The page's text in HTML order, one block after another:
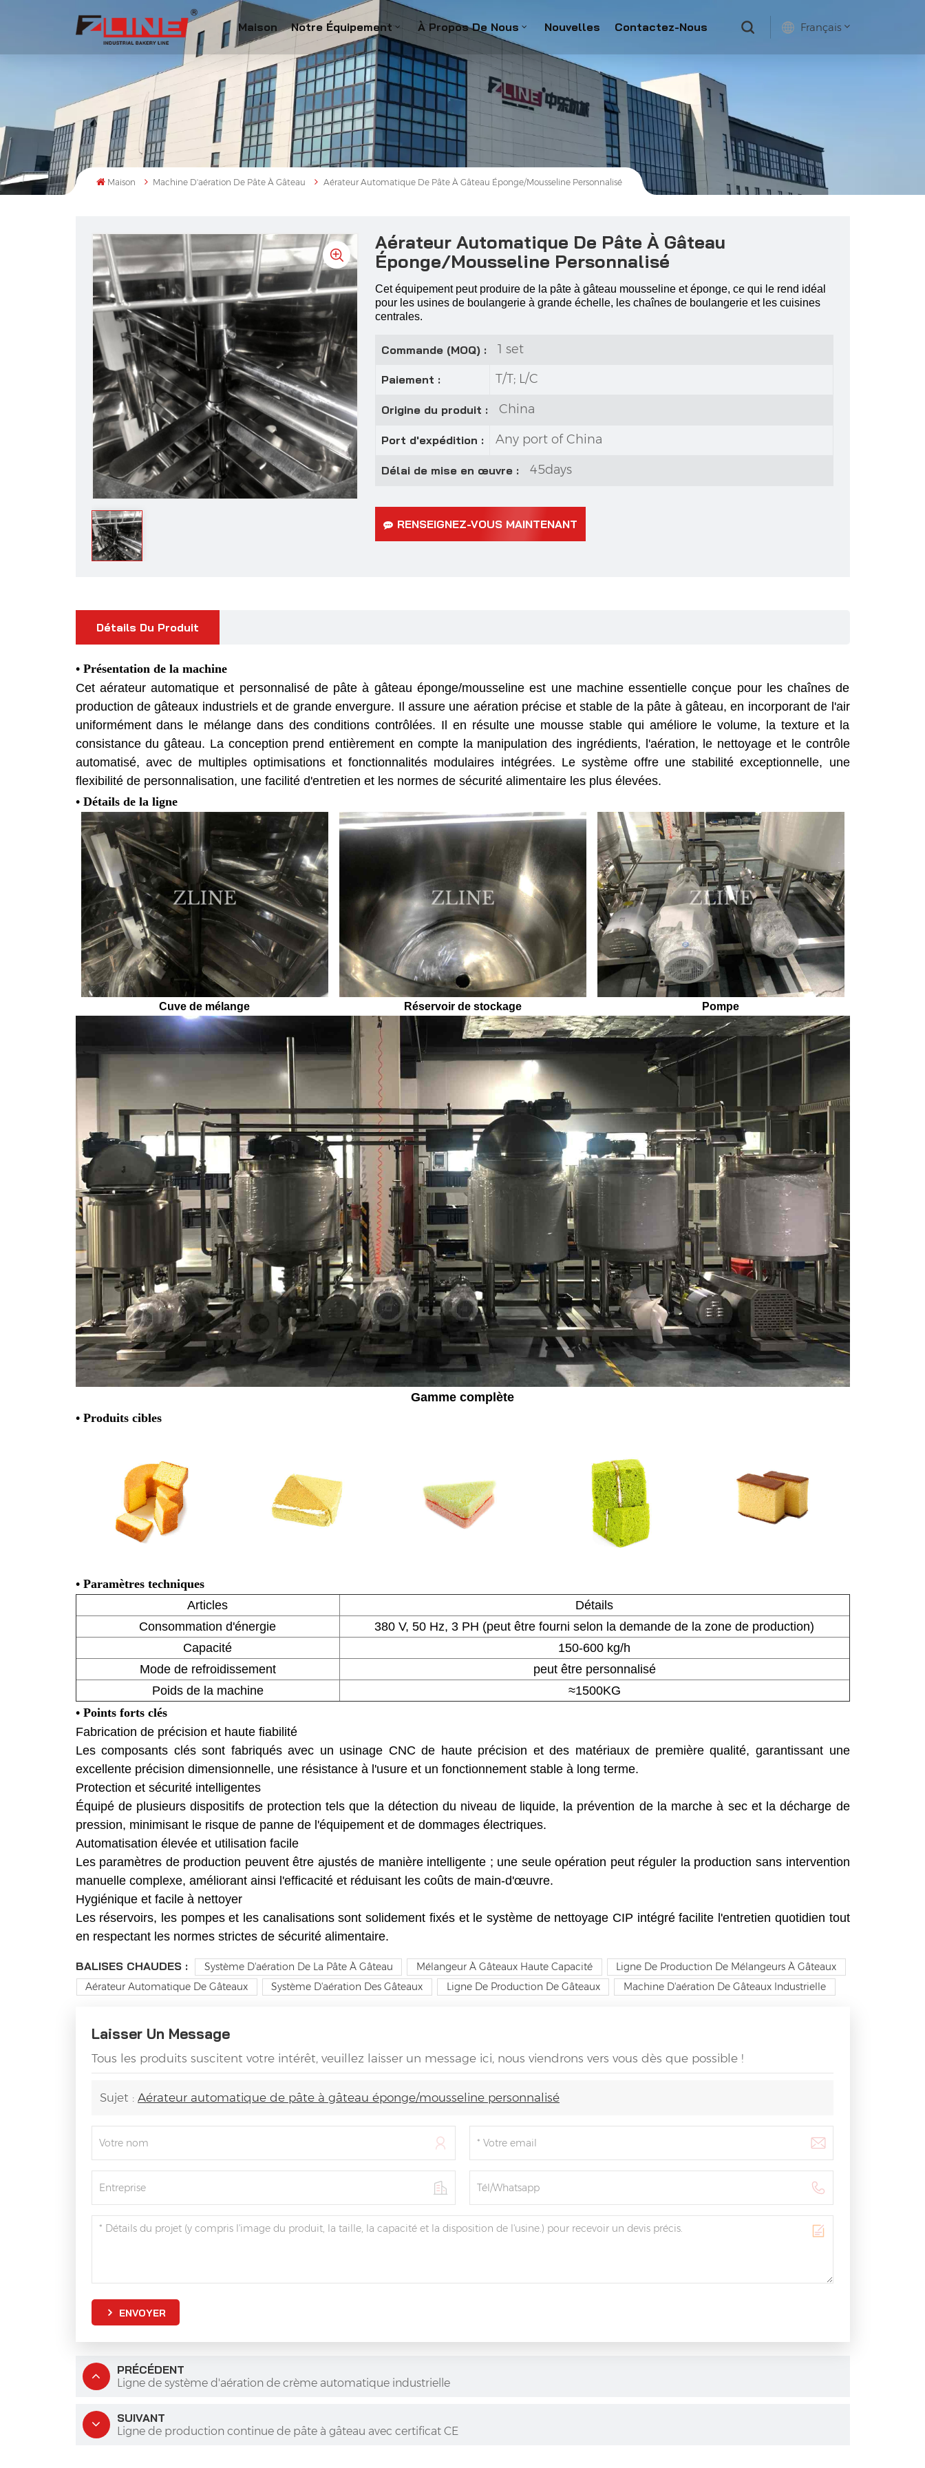
Maison Notre Équipement À Propos De Nous Nouvelles Contactez-Nous Français
русский
español
Maison Machine D'aération De Pâte À Gâteau Aérateur Automatique De Pâte À Gâteau Éponge/mousseline Personnalisé
Aérateur Automatique De Pâte À Gâteau
Éponge/mousseline Personnalisé
Cet équipement peut produire de la pâte à gâteau mousseline et éponge, ce qui le rend idéal
pour les usines de boulangerie à grande échelle, les chaînes de boulangerie et les cuisines
centrales.
Commande (MOQ) : 1 set
Paiement : T/T; L/C
Origine du produit : China
Port d'expédition : Any port of China
Délai de mise en œuvre : 45days
RENSEIGNEZ-VOUS MAINTENANT
Détails Du Produit
• Présentation de la machine
Cet aérateur automatique et personnalisé de pâte à gâteau éponge/mousseline est une machine essentielle conçue pour les chaînes de
production de gâteaux industriels et de grande envergure. Il assure une aération précise et stable de la pâte à gâteau, en incorporant de l'air
uniformément dans le mélange dans des conditions contrôlées. Il en résulte une mousse stable qui améliore le volume, la texture et la
consistance du gâteau. La conception prend entièrement en compte la manipulation des ingrédients, l'aération, le nettoyage et le contrôle
automatisé, avec de multiples optimisations et fonctionnalités modulaires intégrées. Le système offre une stabilité exceptionnelle, une
flexibilité de personnalisation, une facilité d'entretien et les normes de sécurité alimentaire les plus élevées.
• Détails de la ligne
Cuve de mélange Réservoir de stockage Pompe
Gamme complète
• Produits cibles
• Paramètres techniques
Articles
Détails
Consommation d'énergie
380 V, 50 Hz, 3 PH (peut être fourni selon la demande de la zone de production)
Capacité
150-600 kg/h
Mode de refroidissement
peut être personnalisé
Poids de la machine
≈1500KG
• Points forts clés
Fabrication de précision et haute fiabilité
Les composants clés sont fabriqués avec un usinage CNC de haute précision et des matériaux de première qualité, garantissant une
excellente précision dimensionnelle, une résistance à l'usure et un fonctionnement stable à long terme.
Protection et sécurité intelligentes
Équipé de plusieurs dispositifs de protection tels que la détection du niveau de liquide, la prévention de la marche à sec et la décharge de
pression, minimisant le risque de panne de l'équipement et de dommages électriques.
Automatisation élevée et utilisation facile
Les paramètres de production peuvent être ajustés de manière intelligente ; une seule opération peut réguler la production sans intervention
manuelle complexe, améliorant ainsi l'efficacité et réduisant les coûts de main-d'œuvre.
Hygiénique et facile à nettoyer
Les réservoirs, les pompes et les canalisations sont solidement fixés et le système de nettoyage CIP intégré facilite l'entretien quotidien tout
en respectant les normes strictes de sécurité alimentaire.
BALISES CHAUDES : Système D'aération De La Pâte À Gâteau Mélangeur À Gâteaux Haute Capacité
Ligne De Production De Mélangeurs À Gâteaux
Aérateur Automatique De Gâteaux
Système D'aération Des Gâteaux Ligne De Production De Gâteaux Machine D'aération De Gâteaux Industrielle
Laisser Un Message
Tous les produits suscitent votre intérêt, veuillez laisser un message ici, nous viendrons vers vous dès que possible !
Sujet :Aérateur automatique de pâte à gâteau éponge/mousseline personnalisé
ENVOYER
PRÉCÉDENT
Ligne de système d'aération de crème automatique industrielle
SUIVANT
Ligne de production continue de pâte à gâteau avec certificat CE